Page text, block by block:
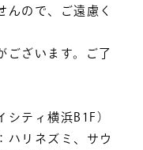
んので、ご遠慮く
ございます。ご了
シティ横浜B1F）
ハリネズミ、サウ